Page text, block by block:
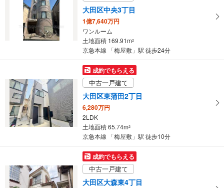
大田区中央3丁目
1億7,640万円
ワンルーム
土地面積 169.91m2
京急本線 「梅屋敷」駅 徒歩24分
成約でもらえる
中古一戸建て
大田区東蒲田2丁目
6,280万円
2LDK
土地面積 65.74m2
京急本線 「梅屋敷」駅 徒歩10分
成約でもらえる
中古一戸建て
大田区大森東4丁目